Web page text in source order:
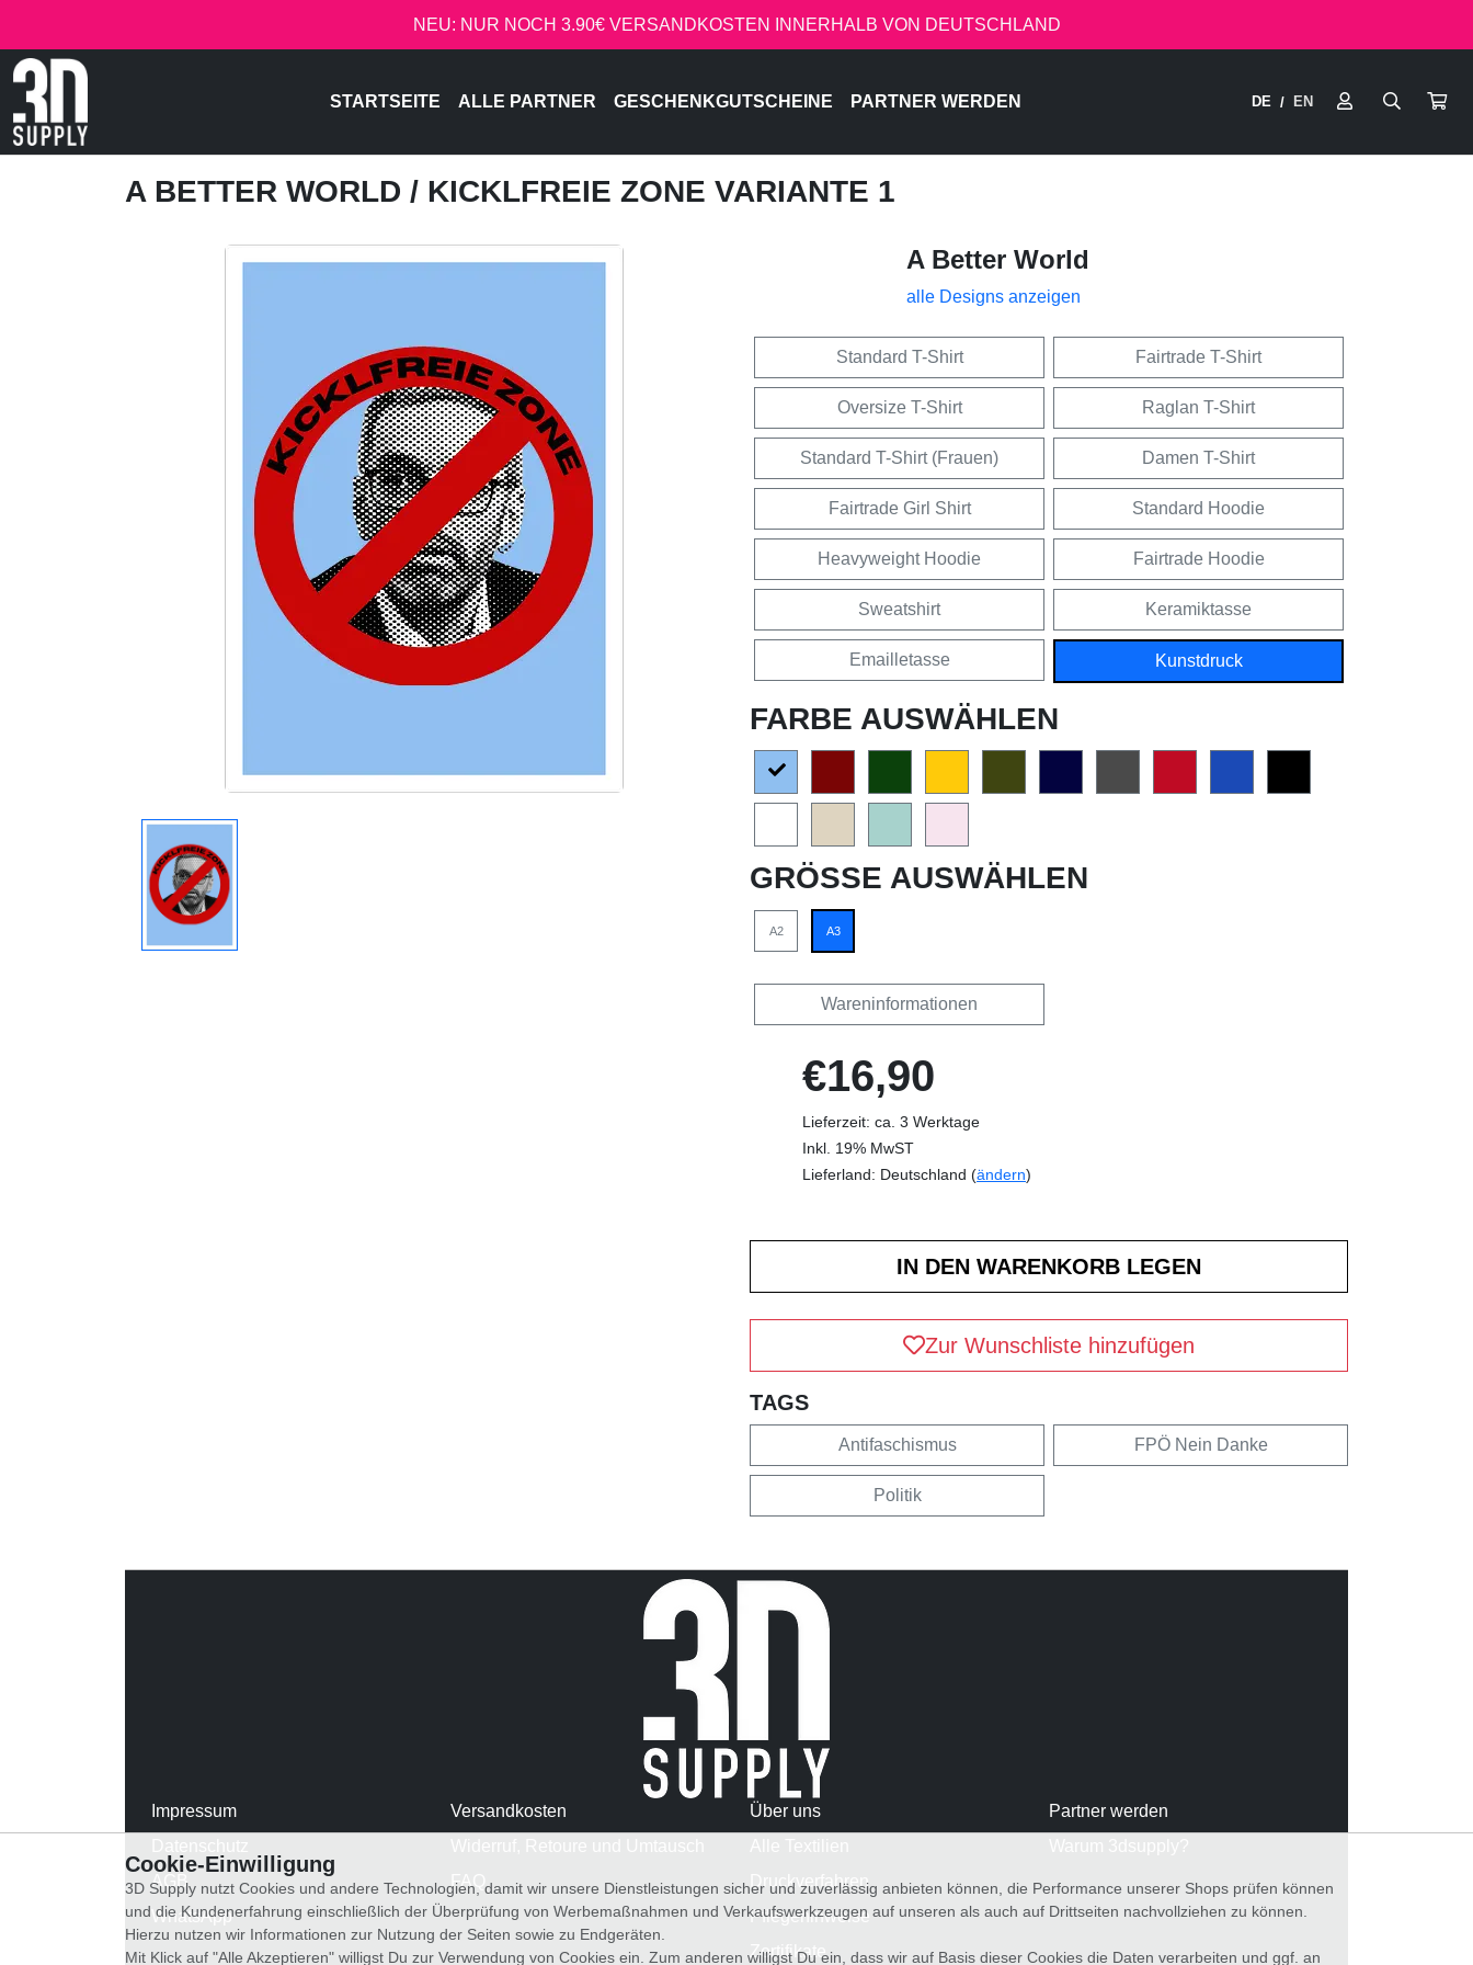
NEU: NUR NOCH 3.90€ VERSANDKOSTEN INNERHALB VON DEUTSCHLAND
STARTSEITE ALLE PARTNER GESCHENKGUTSCHEINE PARTNER WERDEN DE / EN
A BETTER WORLD / KICKLFREIE ZONE VARIANTE 1
A Better World
alle Designs anzeigen
Standard T-Shirt Fairtrade T-Shirt
Oversize T-Shirt Raglan T-Shirt
Standard T-Shirt (Frauen) Damen T-Shirt
Fairtrade Girl Shirt Standard Hoodie
Heavyweight Hoodie Fairtrade Hoodie
Sweatshirt Keramiktasse
Emailletasse Kunstdruck
FARBE AUSWÄHLEN
GRÖSSE AUSWÄHLEN
A2 A3
Wareninformationen
€16,90
Lieferzeit: ca. 3 Werktage
Inkl. 19% MwST
Lieferland: Deutschland (ändern)
Zur Wunschliste hinzufügen
TAGS
Antifaschismus FPÖ Nein Danke
Politik
Impressum
AGB
WhatsApp
Versandkosten
FAQ
Über uns
Druckverfahren
Pflegehinweise
Zertifikate
Partner werden
Cookie-Einwilligung
3D Supply nutzt Cookies und andere Technologien, damit wir unsere Dienstleistungen sicher und zuverlässig anbieten können, die Performance unserer Shops prüfen können
und die Kundenerfahrung einschließlich der Überprüfung von Werbemaßnahmen und Verkaufswerkzeugen auf unseren als auch auf Drittseiten nachvollziehen zu können.
Hierzu nutzen wir Informationen zur Nutzung der Seiten sowie zu Endgeräten.
Mit Klick auf "Alle Akzeptieren" willigst Du zur Verwendung von Cookies ein. Zum anderen willigst Du ein, dass wir auf Basis dieser Cookies die Daten verarbeiten und ggf. an